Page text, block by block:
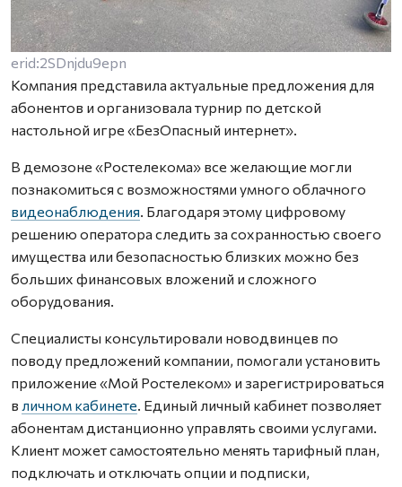
erid:2SDnjdu9epn
Компания представила актуальные предложения для
абонентов и организовала турнир по детской
настольной игре «БезОпасный интернет».
В демозоне «Ростелекома» все желающие могли
познакомиться с возможностями умного облачного
видеонаблюдения. Благодаря этому цифровому
решению оператора следить за сохранностью своего
имущества или безопасностью близких можно без
больших финансовых вложений и сложного
оборудования.
Специалисты консультировали новодвинцев по
поводу предложений компании, помогали установить
приложение «Мой Ростелеком» и зарегистрироваться
в личном кабинете. Единый личный кабинет позволяет
абонентам дистанционно управлять своими услугами.
Клиент может самостоятельно менять тарифный план,
подключать и отключать опции и подписки,